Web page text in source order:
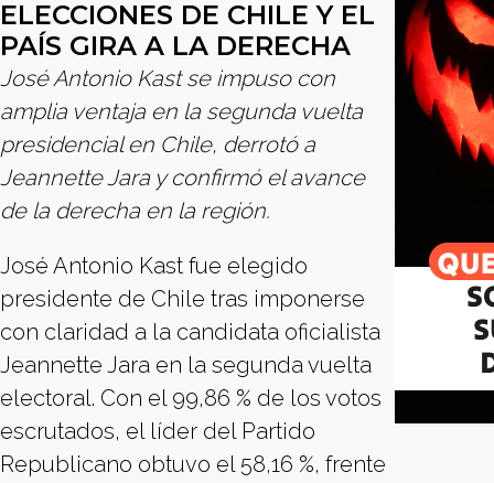
ELECCIONES DE CHILE Y EL
PAÍS GIRA A LA DERECHA
José Antonio Kast se impuso con
amplia ventaja en la segunda vuelta
presidencial en Chile, derrotó a
Jeannette Jara y confirmó el avance
de la derecha en la región.
José Antonio Kast fue elegido
presidente de Chile tras imponerse
con claridad a la candidata oficialista
Jeannette Jara en la segunda vuelta
electoral. Con el 99,86 % de los votos
escrutados, el líder del Partido
Republicano obtuvo el 58,16 %, frente